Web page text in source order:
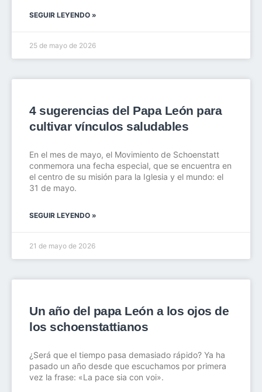
SEGUIR LEYENDO »
25 de mayo de 2026
4 sugerencias del Papa León para
cultivar vínculos saludables
En el mes de mayo, el Movimiento de Schoenstatt
conmemora una fecha especial, que se encuentra en
el centro de su misión para la Iglesia y el mundo: el
31 de mayo.
SEGUIR LEYENDO »
21 de mayo de 2026
Un año del papa León a los ojos de
los schoenstattianos
¿Será que el tiempo pasa demasiado rápido? Ya ha
pasado un año desde que escuchamos por primera
vez la frase: «La pace sia con voi».